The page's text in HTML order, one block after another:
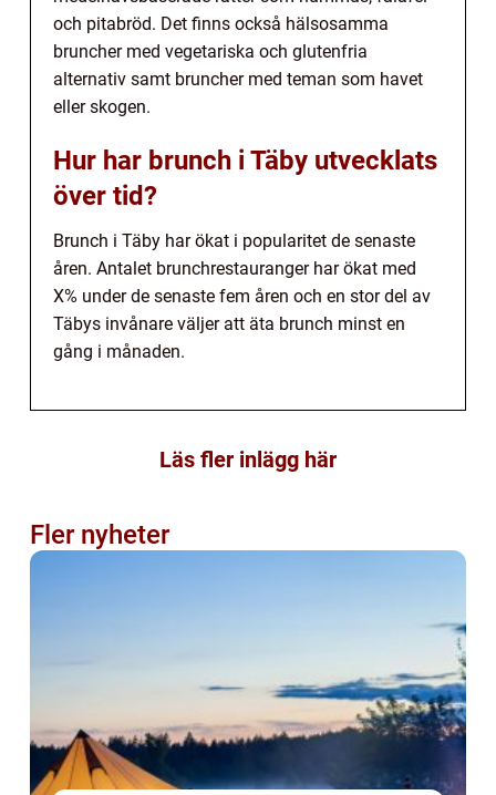
och pitabröd. Det finns också hälsosamma
bruncher med vegetariska och glutenfria
alternativ samt bruncher med teman som havet
eller skogen.
Hur har brunch i Täby utvecklats
över tid?
Brunch i Täby har ökat i popularitet de senaste
åren. Antalet brunchrestauranger har ökat med
X% under de senaste fem åren och en stor del av
Täbys invånare väljer att äta brunch minst en
gång i månaden.
Läs fler inlägg här
Fler nyheter